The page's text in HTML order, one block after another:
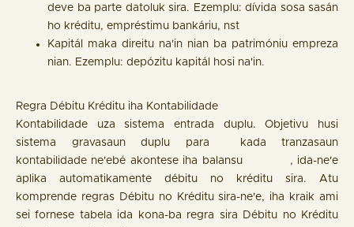
deve ba parte datoluk sira. Ezemplu: dívida sosa sasán
ho kréditu, empréstimu bankáriu, nst
Kapitál maka direitu na'in nian ba patrimóniu empreza
nian. Ezemplu: depózitu kapitál hosi na'in.
Regra Débitu Kréditu iha Kontabilidade
Kontabilidade uza sistema entrada duplu. Objetivu husi
sistema gravasaun duplu para kada tranzasaun
kontabilidade ne'ebé akontese iha balansu , ida-ne'e
aplika automatikamente débitu no kréditu sira. Atu
komprende regras Débitu no Kréditu sira-ne'e, iha kraik ami
sei fornese tabela ida kona-ba regra sira Débitu no Kréditu